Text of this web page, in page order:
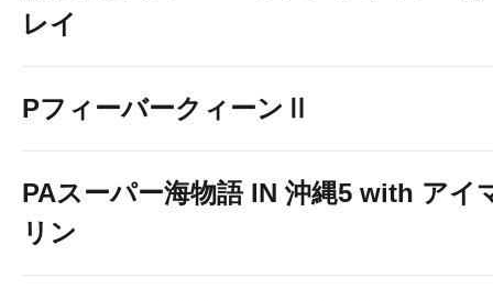
レイ
PフィーバークィーンⅡ
PAスーパー海物語 IN 沖縄5 with アイ
リン